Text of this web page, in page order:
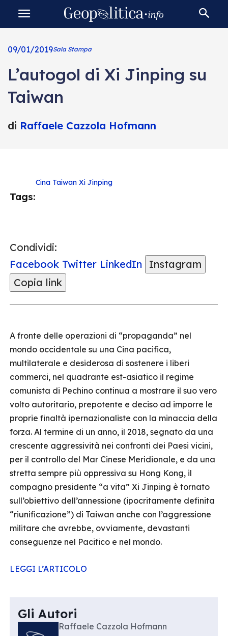
09/01/2019Sala Stampa
L’autogol di Xi Jinping su
Taiwan
di Raffaele Cazzola Hofmann
Tags:
Cina Taiwan Xi Jinping
Condividi:
Facebook Twitter LinkedIn
Instagram
Copia link
A fronte delle operazioni di “propaganda” nel
mondo occidentale su una Cina pacifica,
multilaterale e desiderosa di sostenere i liberi
commerci, nel quadrante est-asiatico il regime
comunista di Pechino continua a mostrare il suo vero
volto autoritario, prepotente e deciso ad imporre le
proprie finaltà ipernazionaliste con la minaccia della
forza. Al termine di un anno, il 2018, segnato da una
crescente aggressività nei confronti dei Paesi vicini,
per il controllo del Mar Cinese Meridionale, e da una
stretta sempre più oppressiva su Hong Kong, il
compagno presidente “a vita” Xi Jinping è tornato
sull’obiettivo dell’annessione (ipocritamente definita
“riunificazione”) di Taiwan anche con l’aggressione
militare che avrebbe, ovviamente, devastanti
conseguenze nel Pacifico e nel mondo.
LEGGI L’ARTICOLO
Gli Autori
Raffaele Cazzola Hofmann